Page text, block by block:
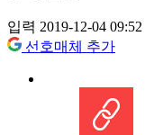
입력 2019-12-04 09:52
선호매체 추가